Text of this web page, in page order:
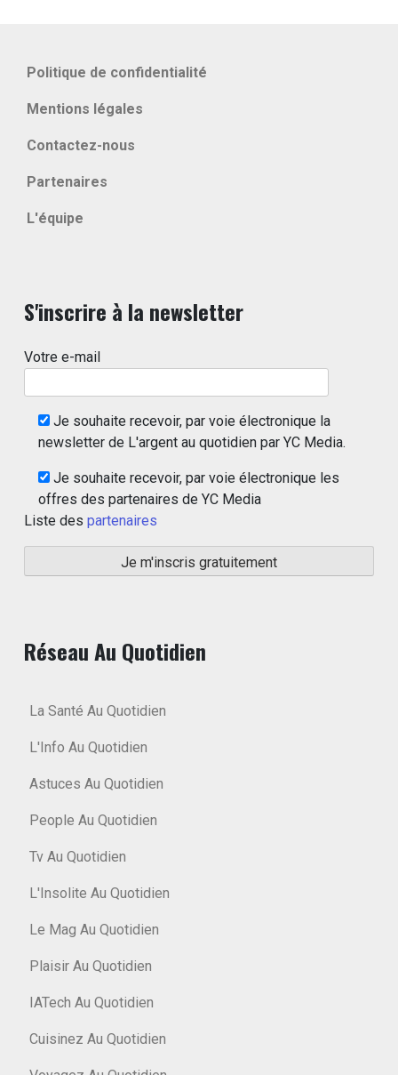
Politique de confidentialité
Mentions légales
Contactez-nous
Partenaires
L'équipe
S'inscrire à la newsletter
Votre e-mail
Je souhaite recevoir, par voie électronique la
newsletter de L'argent au quotidien par YC Media.
Je souhaite recevoir, par voie électronique les
offres des partenaires de YC Media
Liste des partenaires
Réseau Au Quotidien
La Santé Au Quotidien
L'Info Au Quotidien
Astuces Au Quotidien
People Au Quotidien
Tv Au Quotidien
L'Insolite Au Quotidien
Le Mag Au Quotidien
Plaisir Au Quotidien
IATech Au Quotidien
Cuisinez Au Quotidien